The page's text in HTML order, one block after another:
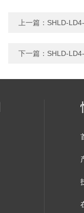
上一篇： SHLD-
下一篇： SHLD-